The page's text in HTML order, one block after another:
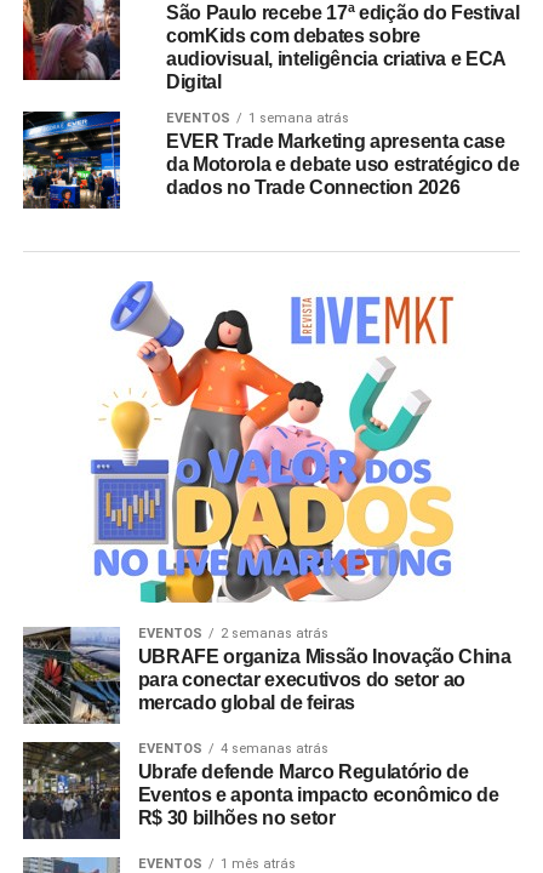
São Paulo recebe 17ª edição do Festival
comKids com debates sobre
audiovisual, inteligência criativa e ECA
Digital
EVENTOS 1 semana atrás
EVER Trade Marketing apresenta case
da Motorola e debate uso estratégico de
dados no Trade Connection 2026
EVENTOS 2 semanas atrás
UBRAFE organiza Missão Inovação China
para conectar executivos do setor ao
mercado global de feiras
EVENTOS 4 semanas atrás
Ubrafe defende Marco Regulatório de
Eventos e aponta impacto econômico de
R$ 30 bilhões no setor
EVENTOS 1 mês atrás